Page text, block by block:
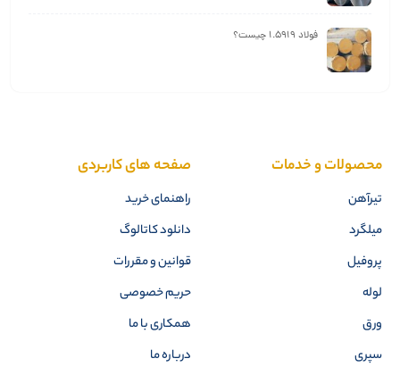
فولاد 1.5919 چیست؟
محصولات و خدمات
تیرآهن
میلگرد
پروفیل
لوله
ورق
سپری
صفحه های کاربردی
راهنمای خرید
دانلود کاتالوگ
قوانین و مقررات
حریم خصوصی
همکاری با ما
درباره ما